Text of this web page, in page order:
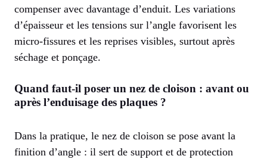
compenser avec davantage d’enduit. Les variations
d’épaisseur et les tensions sur l’angle favorisent les
micro-fissures et les reprises visibles, surtout après
séchage et ponçage.
Quand faut-il poser un nez de cloison : avant ou
après l’enduisage des plaques ?
Dans la pratique, le nez de cloison se pose avant la
finition d’angle : il sert de support et de protection